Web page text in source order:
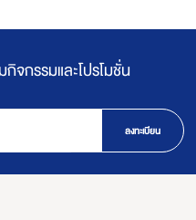
จกรรมและโปรโมชั่น
ลงทะเบียน